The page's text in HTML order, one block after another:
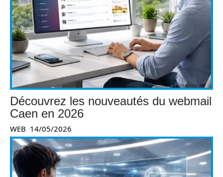
Découvrez les nouveautés du webmail
Caen en 2026
WEB 14/05/2026